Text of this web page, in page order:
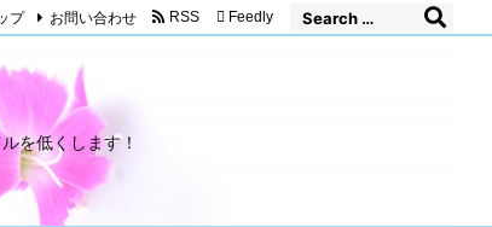
を低くします！
プ お問い合わせ RSS Feedly